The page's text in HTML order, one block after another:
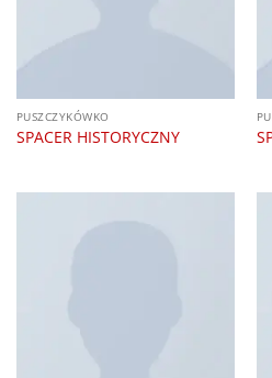
PUSZCZYKÓWKO
SPACER HISTORYCZNY